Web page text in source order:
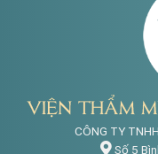
CÔNG TY
Số 5